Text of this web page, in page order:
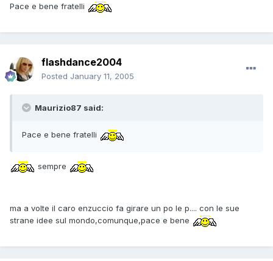
Pace e bene fratelli
flashdance2004
Posted January 11, 2005
Maurizio87 said:
Pace e bene fratelli
sempre
ma a volte il caro enzuccio fa girare un po le p.... con le sue
strane idee sul mondo,comunque,pace e bene